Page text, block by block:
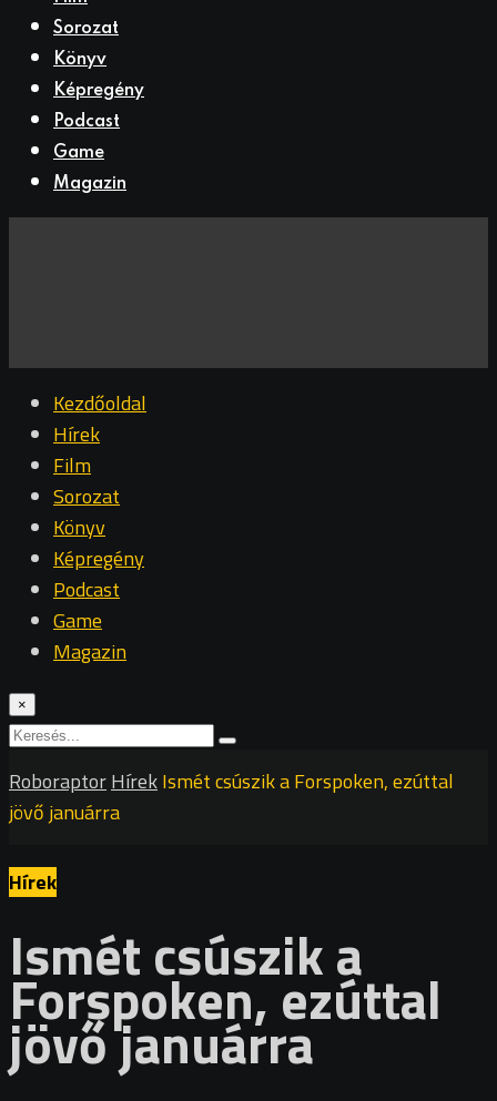
Sorozat
Könyv
Képregény
Podcast
Game
Magazin
Kezdőoldal
Hírek
Film
Sorozat
Könyv
Képregény
Podcast
Game
Magazin
×
RoboraptorHírekIsmét csúszik a Forspoken, ezúttal
jövő januárra
Hírek
Ismét csúszik a
Forspoken, ezúttal
jövő januárra